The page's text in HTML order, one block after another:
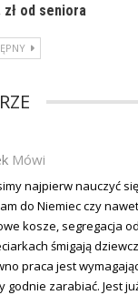
zł od seniora
Mówi
najpierw nauczyć
do Niemiec czy
kosze, segregacja
śmigają
praca jest
godnie zarabiać. Jest